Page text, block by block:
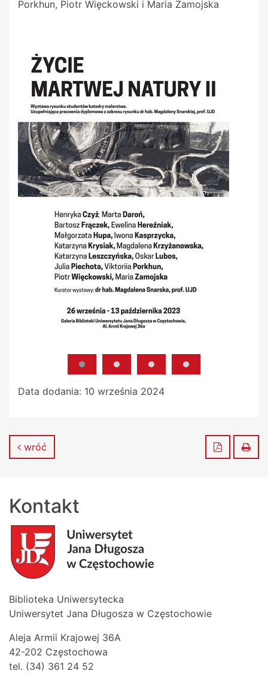
Porkhun, Piotr Więckowski i Maria Zamojska
Data dodania: 10 września 2024
wróć Zapisz do
Kontakt
Biblioteka Uniwersytecka
Uniwersytet Jana Długosza w Częstochowie
Aleja Armii Krajowej 36A
42-202 Częstochowa
tel. (34) 361 24 52